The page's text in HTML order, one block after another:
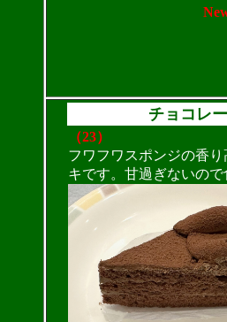
チョコレ
（23）
フワフワスポンジの香
キです。甘過ぎないので